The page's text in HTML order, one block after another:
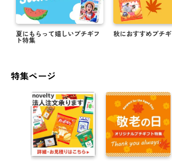
夏にもらって嬉しいプチギフ
ト特集
秋におすすめプチ
特集ページ